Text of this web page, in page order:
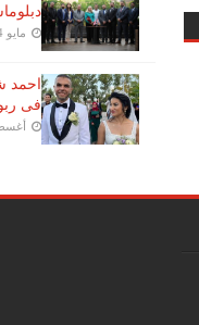
مايو 24, 2023
احمد
فى
أغسطس